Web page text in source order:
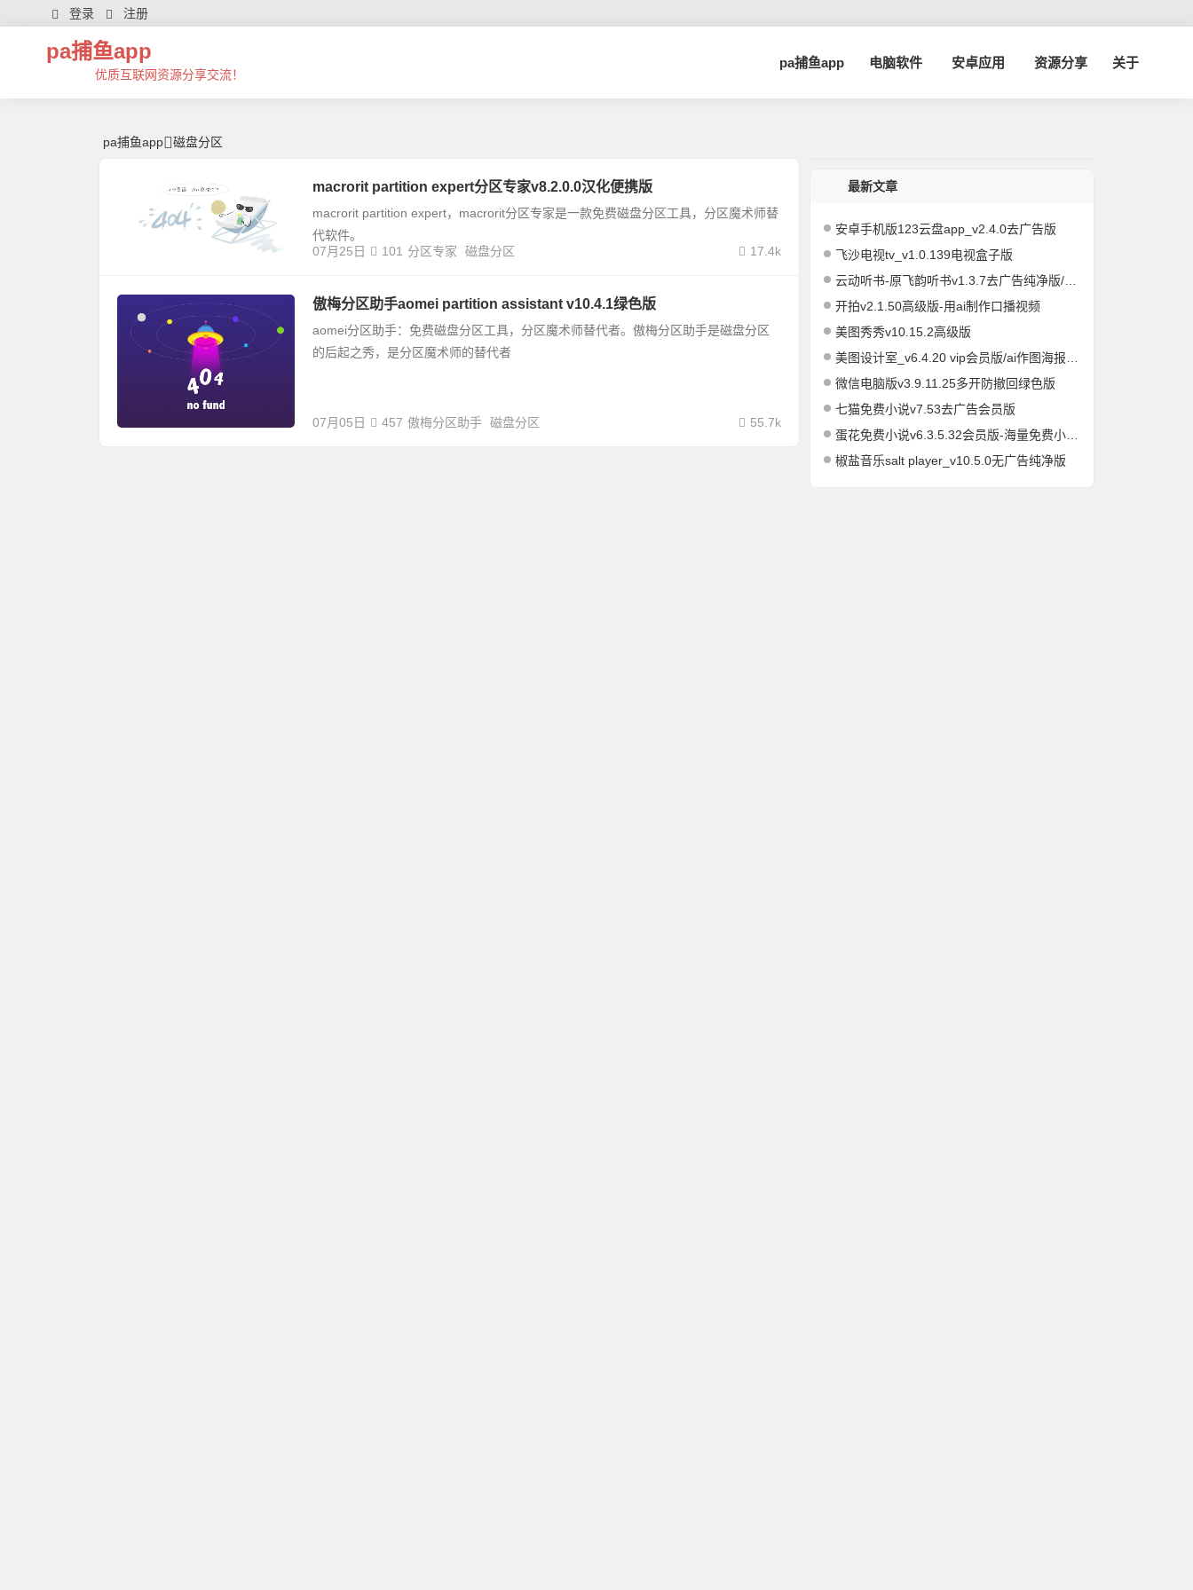
磁盘分区 | 芊芊精典-pa捕鱼app
登录 注册
pa捕鱼app
优质互联网资源分享交流！
pa捕鱼app 电脑软件 安卓应用 资源分享 关于
pa捕鱼app 磁盘分区
macrorit partition expert分区专家v8.2.0.0汉化便携版
macrorit partition expert，macrorit分区专家是一款免费磁盘分区工具，分区魔术师替
代软件。
07月25日
17.4k
101 分区专家 磁盘分区
傲梅分区助手aomei partition assistant v10.4.1绿色版
aomei分区助手：免费磁盘分区工具，分区魔术师替代者。傲梅分区助手是磁盘分区
的后起之秀，是分区魔术师的替代者
07月05日 55.7k
457 傲梅分区助手 磁盘分区
最新文章
安卓手机版123云盘app_v2.4.0去广告版
飞沙电视tv_v1.0.139电视盒子版
云动听书-原飞韵听书v1.3.7去广告纯净版/海量资源
开拍v2.1.50高级版-用ai制作口播视频
美图秀秀v10.15.2高级版
美图设计室_v6.4.20 vip会员版/ai作图海报编辑
微信电脑版v3.9.11.25多开防撤回绿色版
七猫免费小说v7.53去广告会员版
蛋花免费小说v6.3.5.32会员版-海量免费小说有声小说阅读听书
椒盐音乐salt player_v10.5.0无广告纯净版